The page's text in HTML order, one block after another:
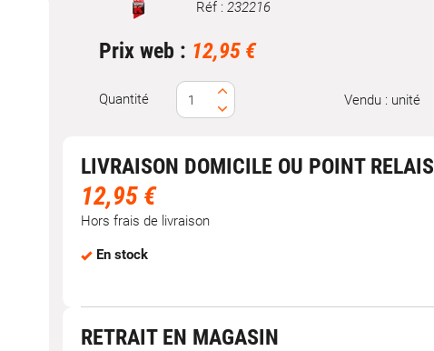
Marque Réf : 232216
Prix web : 12,95 €
Quantité Vendu : unité
LIVRAISON DOMICILE OU POINT RELAIS
12,95 €
Hors frais de livraison
En stock
RETRAIT EN MAGASIN